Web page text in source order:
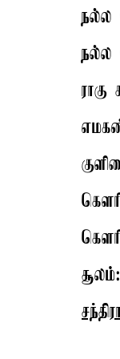
நல்ல
நல்ல
ராகு
சூலம்: